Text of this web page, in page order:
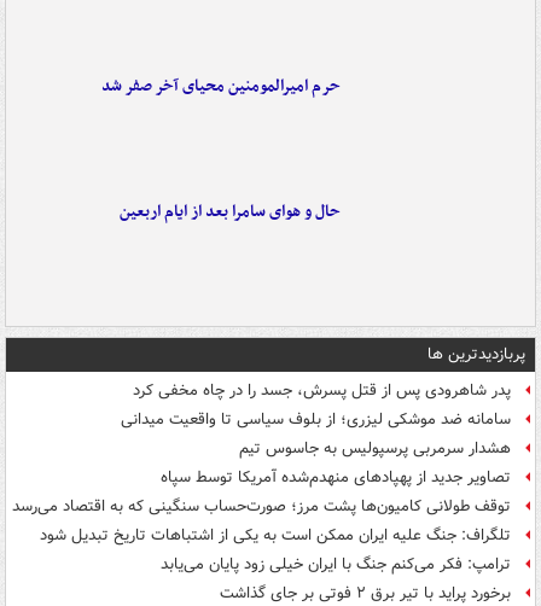
حرم امیرالمومنین محیای آخر صفر شد
حال و هوای سامرا بعد از ایام اربعین
پربازدیدترین ها
پدر شاهرودی پس از قتل پسرش، جسد را در چاه مخفی کرد
سامانه ضد موشکی لیزری؛ از بلوف سیاسی تا واقعیت میدانی
هشدار سرمربی پرسپولیس به جاسوس تیم
تصاویر جدید از پهپادهای منهدم‌شده آمریکا توسط سپاه
توقف طولانی کامیون‌ها پشت مرز؛ صورت‌حساب سنگینی که به اقتصاد می‌رسد
تلگراف: جنگ علیه ایران ممکن است به یکی از اشتباهات تاریخ تبدیل شود
ترامپ: فکر می‌کنم جنگ با ایران خیلی زود پایان می‌یابد
برخورد پراید با تیر برق ۲ فوتی بر جای گذاشت